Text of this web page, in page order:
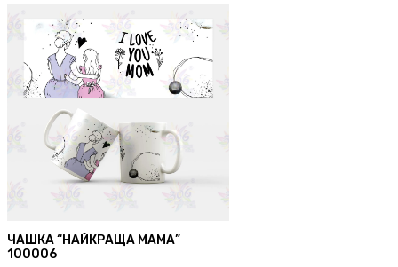
ЧАШКА “НАЙКРАЩА МАМА”
100006